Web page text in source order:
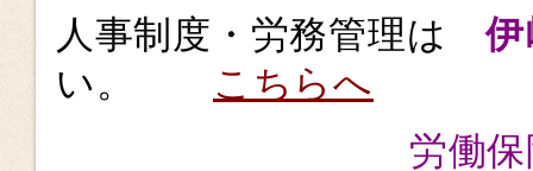
人事制度・労務管理は
い。 こちらへ
労働